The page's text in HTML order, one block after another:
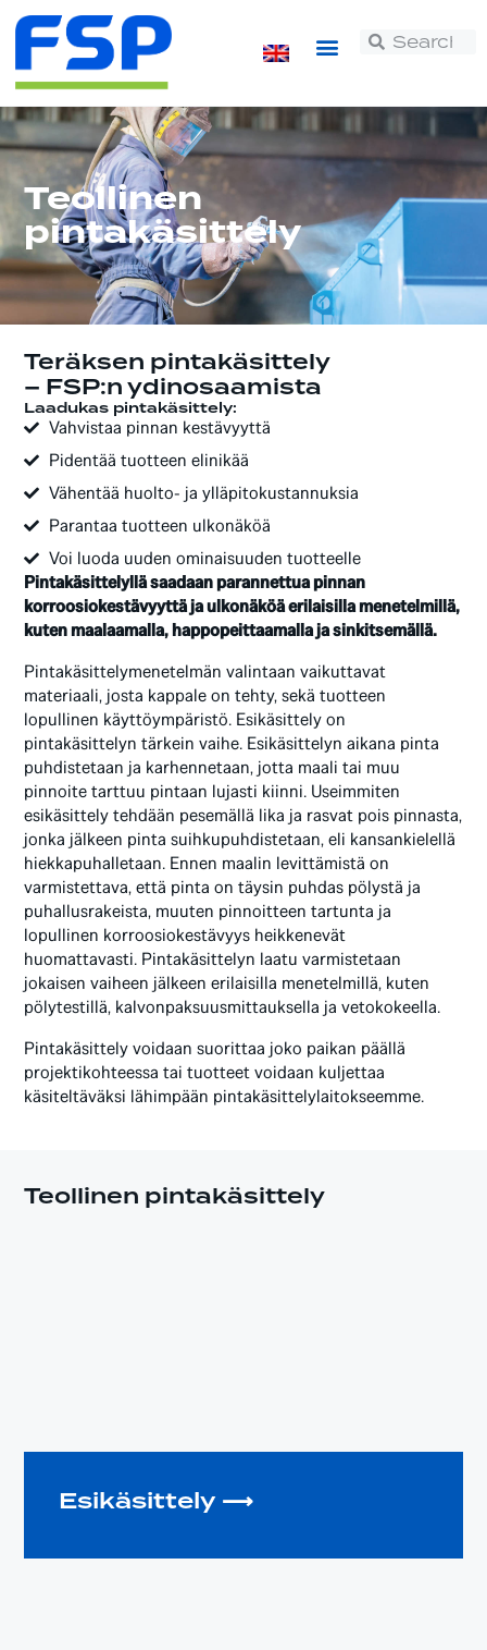
Teollinen
pintakäsittely
Teräksen pintakäsittely
– FSP:n ydinosaamista
Laadukas pintakäsittely:
Vahvistaa pinnan kestävyyttä
Pidentää tuotteen elinikää
Vähentää huolto- ja ylläpitokustannuksia
Parantaa tuotteen ulkonäköä
Voi luoda uuden ominaisuuden tuotteelle
Pintakäsittelyllä saadaan parannettua pinnan
korroosiokestävyyttä ja ulkonäköä erilaisilla menetelmillä,
kuten maalaamalla, happopeittaamalla ja sinkitsemällä.
Pintakäsittelymenetelmän valintaan vaikuttavat
materiaali, josta kappale on tehty, sekä tuotteen
lopullinen käyttöympäristö. Esikäsittely on
pintakäsittelyn tärkein vaihe. Esikäsittelyn aikana pinta
puhdistetaan ja karhennetaan, jotta maali tai muu
pinnoite tarttuu pintaan lujasti kiinni. Useimmiten
esikäsittely tehdään pesemällä lika ja rasvat pois pinnasta,
jonka jälkeen pinta suihkupuhdistetaan, eli kansankielellä
hiekkapuhalletaan. Ennen maalin levittämistä on
varmistettava, että pinta on täysin puhdas pölystä ja
puhallusrakeista, muuten pinnoitteen tartunta ja
lopullinen korroosiokestävyys heikkenevät
huomattavasti. Pintakäsittelyn laatu varmistetaan
jokaisen vaiheen jälkeen erilaisilla menetelmillä, kuten
pölytestillä, kalvonpaksuusmittauksella ja vetokokeella.
Pintakäsittely voidaan suorittaa joko paikan päällä
projektikohteessa tai tuotteet voidaan kuljettaa
käsiteltäväksi lähimpään pintakäsittelylaitokseemme.
Teollinen pintakäsittely
Esikäsittely ⟶